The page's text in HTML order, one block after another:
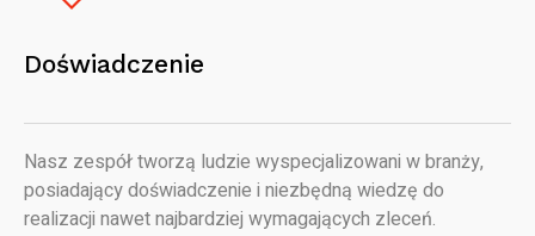
Doświadczenie
Nasz zespół tworzą ludzie wyspecjalizowani w branży,
posiadający doświadczenie i niezbędną wiedzę do
realizacji nawet najbardziej wymagających zleceń.